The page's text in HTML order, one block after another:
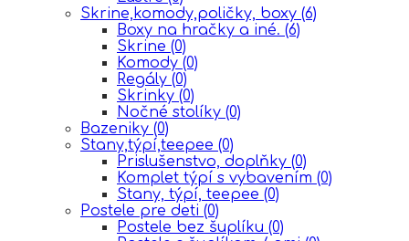
Skrine,komody,poličky, boxy (6)
Boxy na hračky a iné. (6)
Skrine (0)
Komody (0)
Regály (0)
Skrinky (0)
Nočné stolíky (0)
Bazeniky (0)
Stany,týpí,teepee (0)
Prislušenstvo, doplňky (0)
Komplet týpí s vybavením (0)
Stany, týpí, teepee (0)
Postele pre deti (0)
Postele bez šuplíku (0)